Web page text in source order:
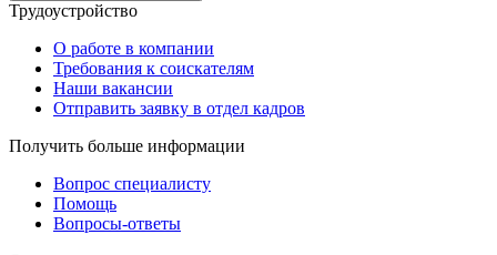
Трудоустройство
О работе в компании
Требования к соискателям
Наши вакансии
Отправить заявку в отдел кадров
Получить больше информации
Вопрос специалисту
Помощь
Вопросы-ответы